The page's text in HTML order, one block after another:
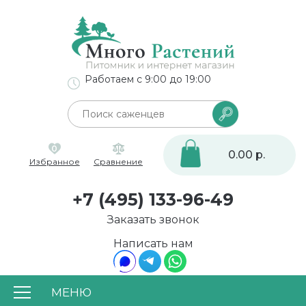
МЕНЮ
Написать нам
Работаем с 9:00 до 19:00
0
Избранное
Сравнение
0.00 р.
+7 (495) 133-96-49
Заказать звонок